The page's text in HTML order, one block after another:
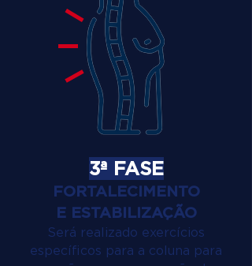
3ª FASE
FORTALECIMENTO
E ESTABILIZAÇÃO
Será realizado exercícios
específicos para a coluna para